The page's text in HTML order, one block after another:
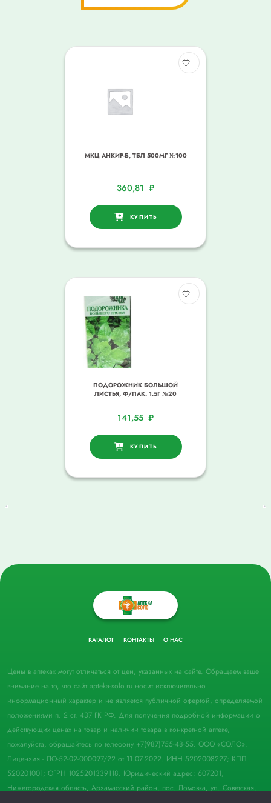
МКЦ АНКИР-Б, ТБЛ 500МГ №100
360,81 ₽
КУПИТЬ
ПОДОРОЖНИК БОЛЬШОЙ
ЛИСТЬЯ, Ф/ПАК. 1.5Г №20
141,55 ₽
КУПИТЬ
КАТАЛОГ КОНТАКТЫ О НАС
Цены в аптеках могут отличаться от цен, указанных на сайте. Обращаем ваше
внимание на то, что сайт apteka-solo.ru носит исключительно
информационный характер и не является публичной офертой, определяемой
положениями п. 2 ст. 437 ГК РФ. Для получения подробной информации о
действующих ценах на товар и наличии товара в конкретной аптеке,
пожалуйста, обращайтесь по телефону +7(987)755-48-55. ООО «СОЛО».
Лицензия - ЛО-52-02-000097/22 от 11.07.2022. ИНН 5202008227; КПП
520201001; ОГРН 1025201339118. Юридический адрес: 607201,
Нижегородская область, Арзамасский район, пос. Ломовка, ул. Советская,